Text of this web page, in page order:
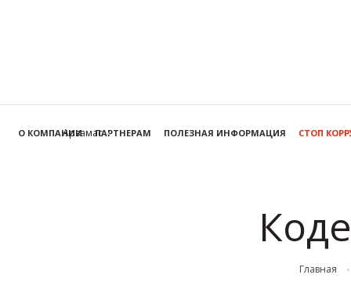
Арзамас
О КОМПАНИИ ПАРТНЕРАМ ПОЛЕЗНАЯ ИНФОРМАЦИЯ СТОП
Главная